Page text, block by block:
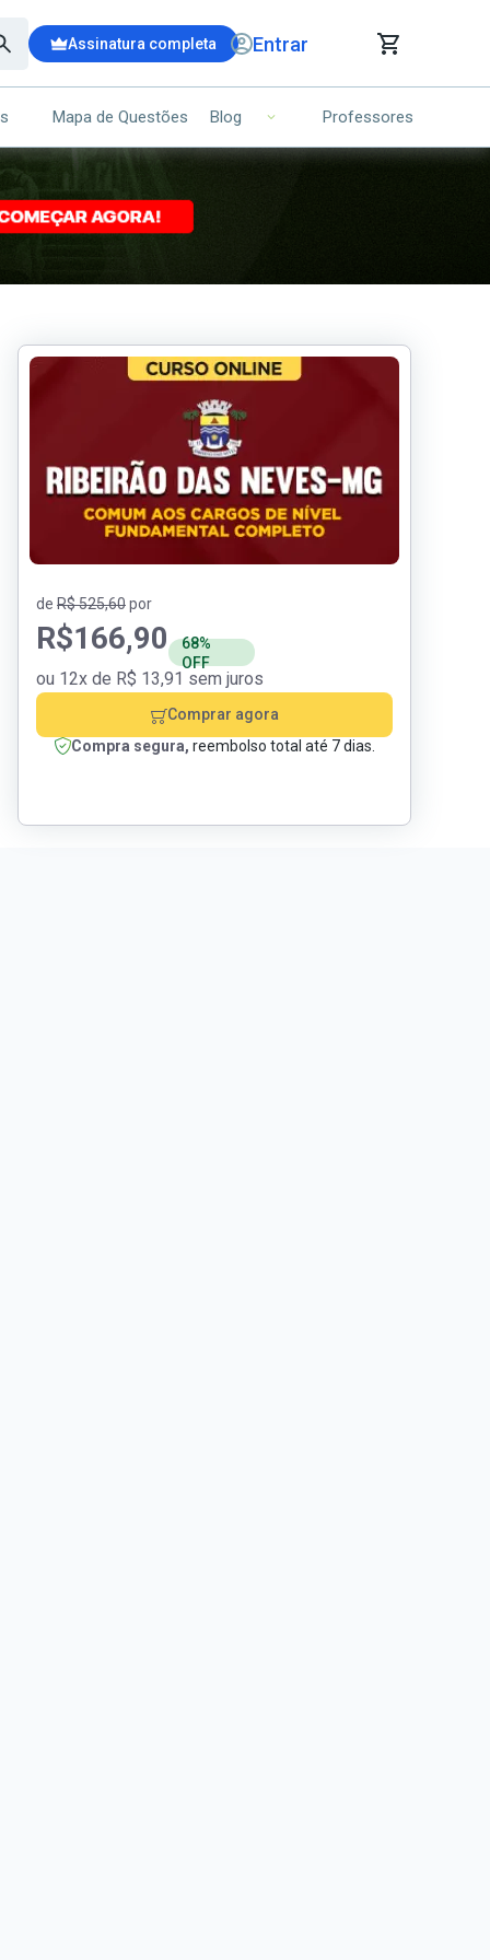
Assinatura completa Entrar
DE COMPRAS
(00)
Ops!
Seu carrinho ainda está vazio.
Mapa de Questões Blog Professores
de R$ 525,60por
R$166,90
68%
OFF
ou 12x de R$ 13,91 sem juros
Comprar agora
Compra segura, reembolso total até 7 dias.